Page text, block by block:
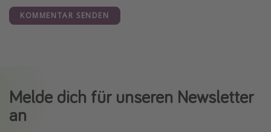
KOMMENTAR SENDEN
Melde dich für unseren Newsletter
an